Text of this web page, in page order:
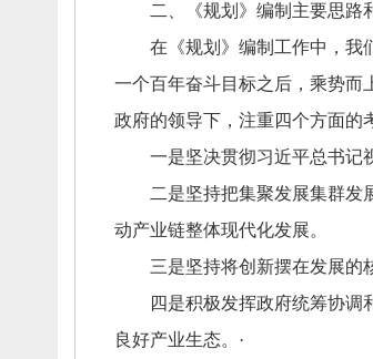
二、
《规划》编制主要思路
在《规划》编制工作中， 我
一个百年奋斗目标之后， 乘势而
政府的领导下， 注重四个方面的
一是坚决贯彻习近平总书记视
二是坚持把集聚发展集群发展
动产业链整体现代化发展。
三是坚持将创新摆在发展的
四是积极发挥政府统筹协调和
良好产业生态。 ·